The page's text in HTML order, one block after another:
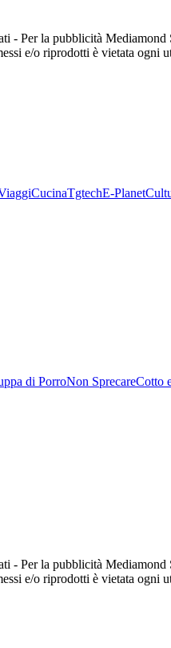
Per la pubblicità
e/o riprodotti è vietata ogni
CucinaTgtechE-Planet
di PorroNon SprecareCotto
Per la pubblicità
e/o riprodotti è vietata ogni